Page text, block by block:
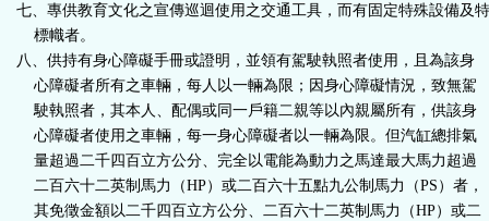
七、專供教育文化之宣傳巡迴使用之交通工具，而有固定特殊設備及
標幟者。
八、供持有身心障礙手冊或證明，並領有駕駛執照者使用，且為該身
心障礙者所有之車輛，每人以一輛為限；因身心障礙情況，致無駕
駛執照者，其本人、配偶或同一戶籍二親等以內親屬所有，供該身
心障礙者使用之車輛，每一身心障礙者以一輛為限。但汽缸總排氣
量超過二千四百立方公分、完全以電能為動力之馬達最大馬力超過
二百六十二英制馬力（HP）或二百六十五點九公制馬力（PS）者，
其免徵金額以二千四百立方公分、二百六十二英制馬力（HP）或二